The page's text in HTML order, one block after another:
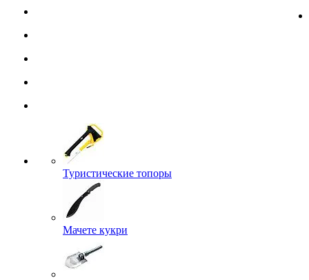
Туристические топоры
Мачете кукри